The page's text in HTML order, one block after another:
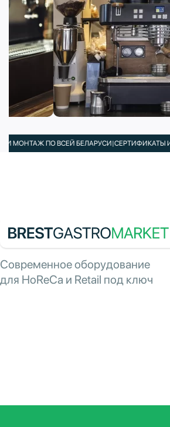
ПО ВСЕЙ БЕЛАРУСИ|СЕРТИФИКАТЫ И
Современное оборудование
для HoReCa и Retail под ключ